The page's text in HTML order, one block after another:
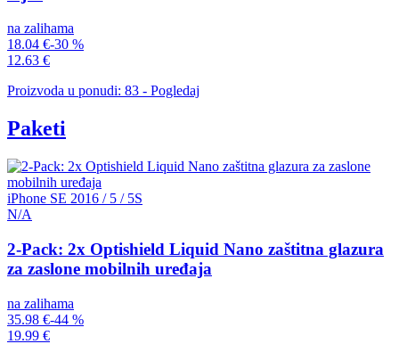
na zalihama
18.04 €-30 %
12.63 €
Proizvoda u ponudi: 83 - Pogledaj
Paketi
iPhone SE 2016 / 5 / 5S
N/A
2-Pack: 2x Optishield Liquid Nano zaštitna glazura
za zaslone mobilnih uređaja
na zalihama
35.98 €-44 %
19.99 €